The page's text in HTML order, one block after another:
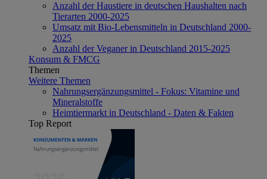
Anzahl der Haustiere in deutschen Haushalten nach
Tierarten 2000-2025
Umsatz mit Bio-Lebensmitteln in Deutschland 2000-
2025
Anzahl der Veganer in Deutschland 2015-2025
Konsum & FMCG
Themen
Weitere Themen
Nahrungsergänzungsmittel - Fokus: Vitamine und
Mineralstoffe
Heimtiermarkt in Deutschland - Daten & Fakten
Top Report